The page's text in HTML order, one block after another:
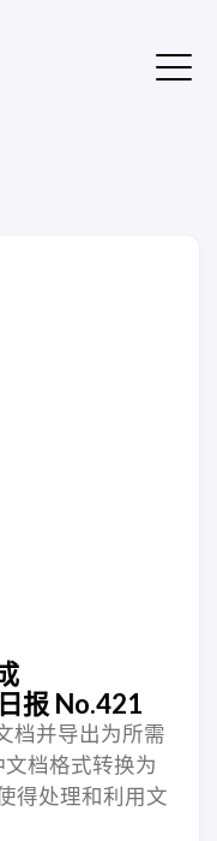
报 No.421
档并导出为所需
档格式转换为
得处理和利用文